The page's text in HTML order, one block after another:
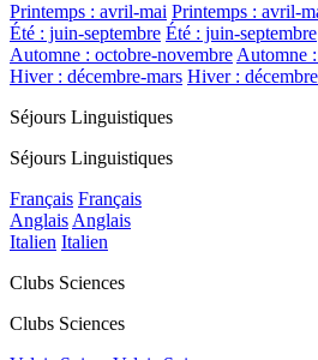
Printemps : avril-mai Printemps : avril-
Été : juin-septembre Été : juin-septembre
Automne : octobre-novembreAutomne
Hiver : décembre-mars Hiver :
Séjours Linguistiques
Séjours Linguistiques
Français Français
AnglaisAnglais
Italien Italien
Clubs Sciences
Clubs Sciences